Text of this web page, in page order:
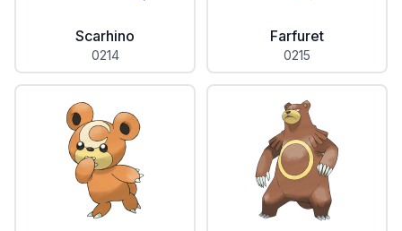
Scarhino
0214
Farfuret
0215